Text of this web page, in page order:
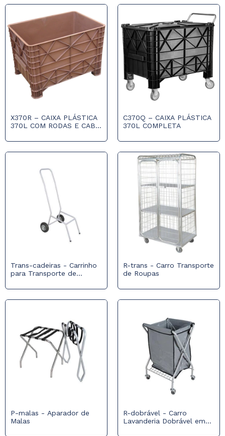
X370R – CAIXA PLÁSTICA
370L COM RODAS E CABO
C370Q – CAIXA PLÁSTICA
370L COMPLETA
Trans-cadeiras - Carrinho
para Transporte de
R-trans - Carro Transporte
de Roupas
P-malas - Aparador de
Malas
R-dobrável - Carro
Lavanderia Dobrável em